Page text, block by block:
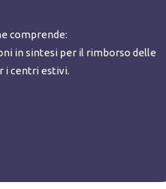
comprende:
in sintesi per il rimborso delle
i centri estivi.